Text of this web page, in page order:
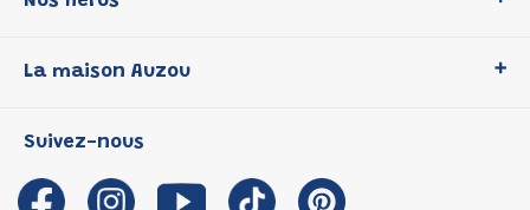
P'tit Loup
Les Influenceuses
Migali
La maison Auzou
Notre histoire
Auzou s'engage
Suivez-nous